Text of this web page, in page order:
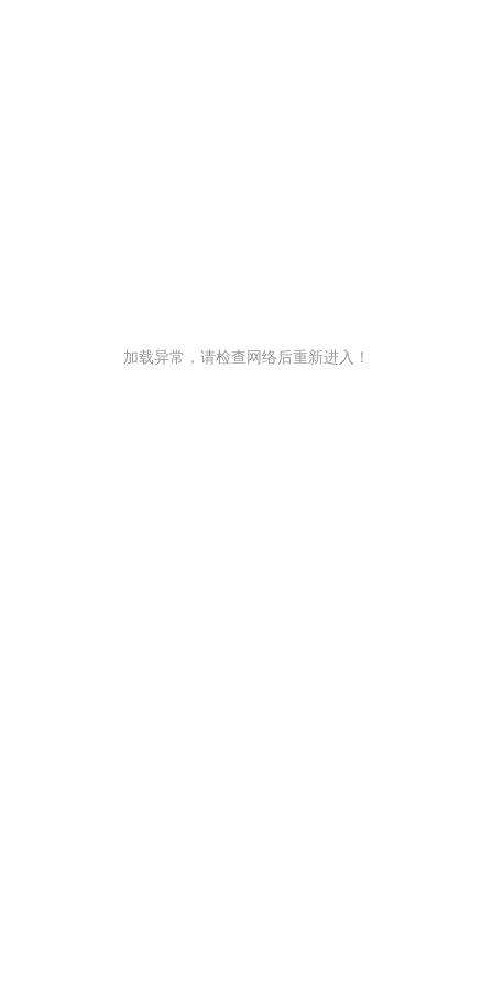
加载异常，请检查网络后重新进入！